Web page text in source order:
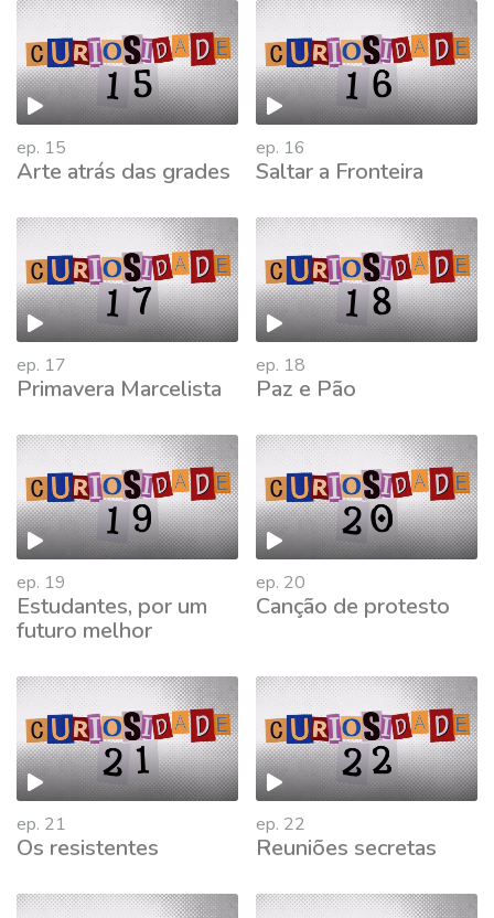
ep. 15
Arte atrás das grades
ep. 16
Saltar a Fronteira
ep. 17
Primavera Marcelista
ep. 18
Paz e Pão
ep. 19
Estudantes, por um
futuro melhor
ep. 20
Canção de protesto
ep. 21
Os resistentes
ep. 22
Reuniões secretas
763018